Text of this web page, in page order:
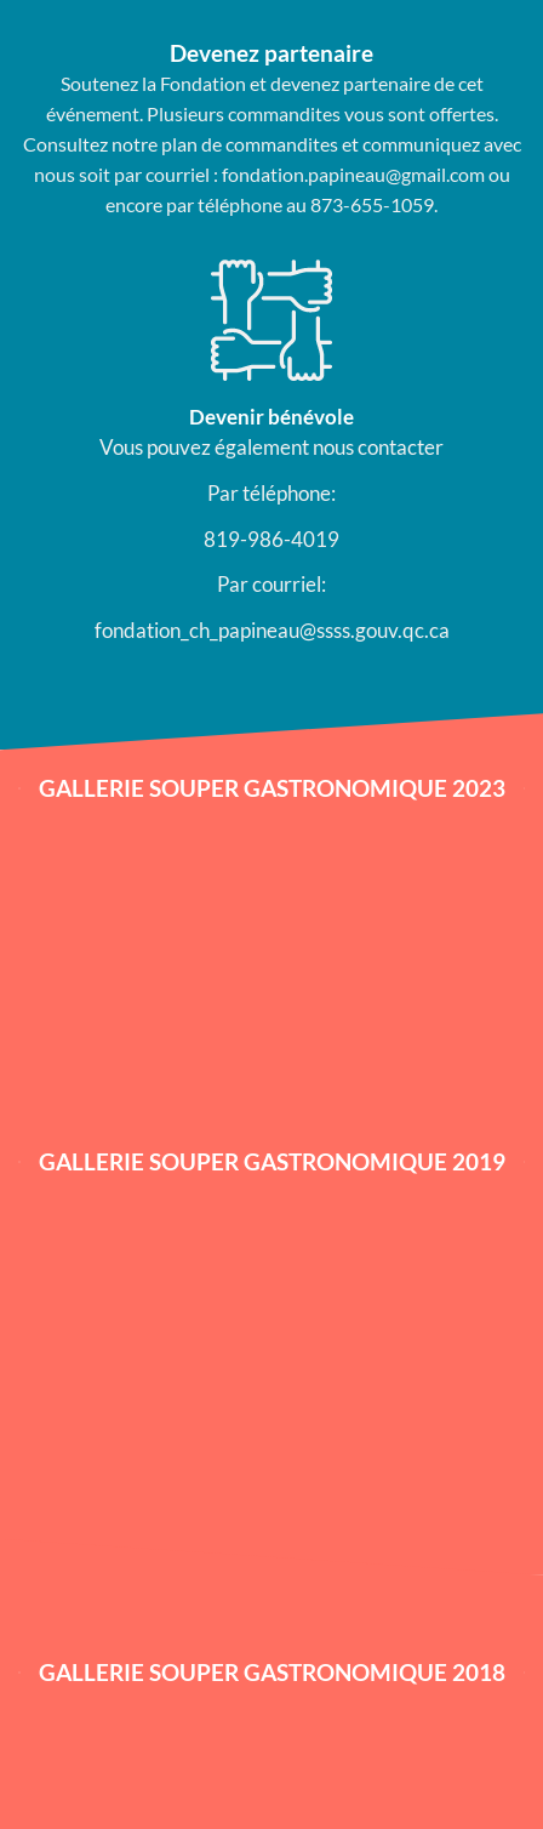
Devenez partenaire
Soutenez la Fondation et devenez partenaire de cet
événement. Plusieurs commandites vous sont offertes.
Consultez notre plan de commandites et communiquez avec
nous soit par courriel : fondation.papineau@gmail.comou
encore par téléphone au 873-655-1059.
Devenir bénévole
Vous pouvez également nous contacter
Par téléphone:
819-986-4019
Par courriel:
fondation_ch_papineau@ssss.gouv.qc.ca
GALLERIE SOUPER GASTRONOMIQUE 2023
GALLERIE SOUPER GASTRONOMIQUE 2019
GALLERIE SOUPER GASTRONOMIQUE 2018